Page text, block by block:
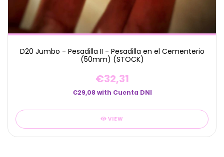
D20 Jumbo - Pesadilla II - Pesadilla en el Cementerio
(50mm) (STOCK)
€32,31
€29,08 with Cuenta DNI
VIEW